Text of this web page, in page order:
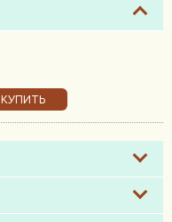
КУПИТЬ